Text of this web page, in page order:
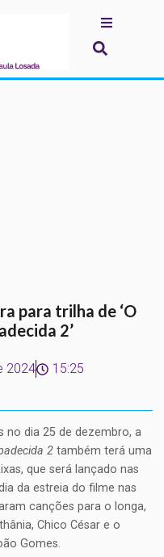
para trilha de ‘O
2’
2024 15:25
no dia 25 de dezembro, a
2também terá uma
que será lançado nas
da estreia do filme nas
canções para o longa,
Chico César e o
Gomes.